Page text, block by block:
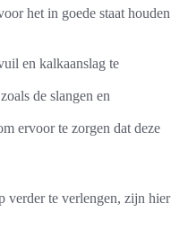
het in goede staat houden
en kalkaanslag te
de slangen en
ervoor te zorgen dat deze
verder te verlengen, zijn hier